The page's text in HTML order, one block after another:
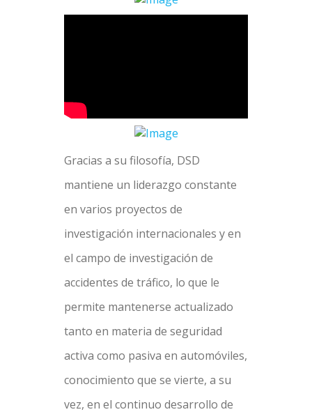
Gracias a su filosofía, DSD
mantiene un liderazgo constante
en varios proyectos de
investigación internacionales y en
el campo de investigación de
accidentes de tráfico, lo que le
permite mantenerse actualizado
tanto en materia de seguridad
activa como pasiva en automóviles,
conocimiento que se vierte, a su
vez, en el continuo desarrollo de